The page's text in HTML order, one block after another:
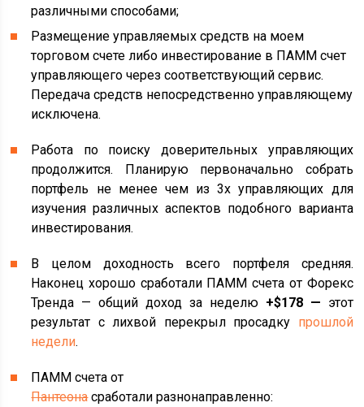
различными способами;
Размещение управляемых средств на моем
торговом счете либо инвестирование в ПАММ счет
управляющего через соответствующий сервис.
Передача средств непосредственно управляющему
исключена.
Работа по поиску доверительных управляющих
продолжится. Планирую первоначально собрать
портфель не менее чем из 3х управляющих для
изучения различных аспектов подобного варианта
инвестирования.
В целом доходность всего портфеля средняя.
Наконец хорошо сработали ПАММ счета от Форекс
Тренда — общий доход за неделю +$178 — этот
результат с лихвой перекрыл просадку прошлой
недели.
ПАММ счета от
Пантеонасработали разнонаправленно: